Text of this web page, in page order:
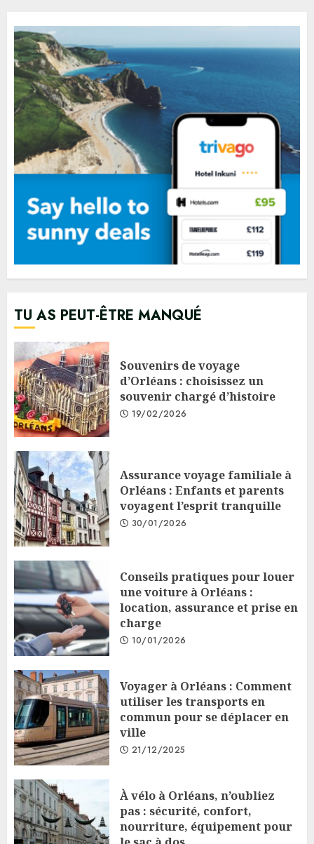
TU AS PEUT-ÊTRE MANQUÉ
Souvenirs de voyage
d’Orléans : choisissez un
souvenir chargé d’histoire
19/02/2026
Assurance voyage familiale à
Orléans : Enfants et parents
voyagent l’esprit tranquille
30/01/2026
Conseils pratiques pour louer
une voiture à Orléans :
location, assurance et prise en
charge
10/01/2026
Voyager à Orléans : Comment
utiliser les transports en
commun pour se déplacer en
ville
21/12/2025
À vélo à Orléans, n’oubliez
pas : sécurité, confort,
nourriture, équipement pour